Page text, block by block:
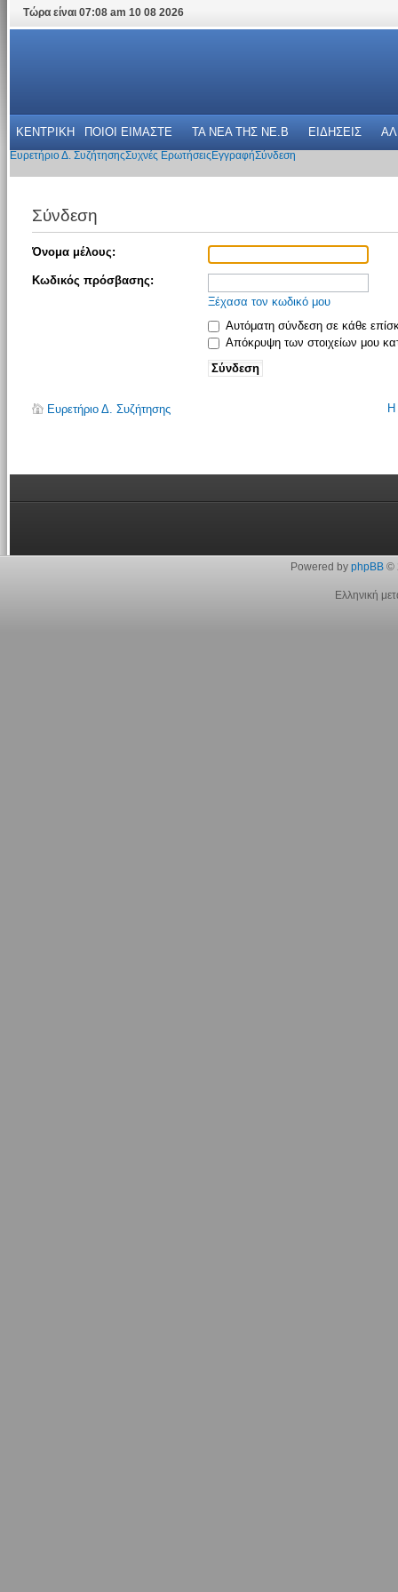
Τώρα είναι 07:08 am 10 08 2026
ΚΕΝΤΡΙΚΗ ΠΟΙΟΙ ΕΙΜΑΣΤΕ ΤΑ ΝΕΑ THΣ NE.B ΕΙΔΗΣΕΙΣ
Ευρετήριο Δ. ΣυζήτησηςΣυχνές Ερωτήσεις ΕγγραφήΣύνδεση
Σύνδεση
Όνομα μέλους:
Κωδικός πρόσβασης:
Ξέχασα τον κωδικό μου
Αυτόματη σύνδεση σε κάθε
Απόκρυψη των στοιχείων μου
Ευρετήριο Δ. Συζήτησης Η
Powered by phpBB©
Ελληνική